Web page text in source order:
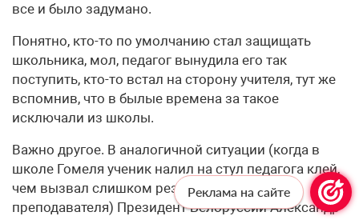
все и было задумано.
Понятно, кто-то по умолчанию стал защищать
школьника, мол, педагог вынудила его так
поступить, кто-то встал на сторону учителя, тут же
вспомнив, что в былые времена за такое
исключали из школы.
Важно другое. В аналогичной ситуации (когда в
школе Гомеля ученик налил на стул педагога клей,
чем вызвал слишком резкую реакцию
преподавателя) Президент Белоруссии Александр
Реклама на сайте